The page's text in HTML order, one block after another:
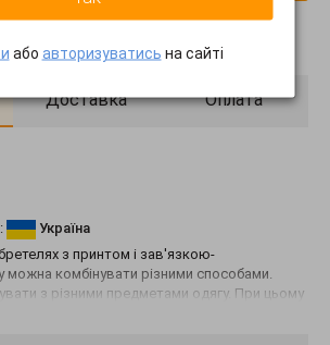
Доставка Оплата
Україна
з принтом і зав'язкою-
комбінувати різними способами.
з різними предметами одягу. При цьому
з найрізноманітнішими видами
або авторизуватись на сайті